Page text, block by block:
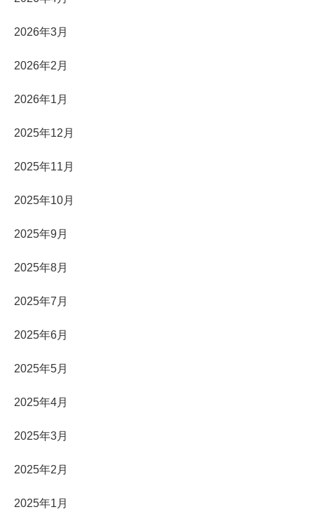
2026年3月
2026年2月
2026年1月
2025年12月
2025年11月
2025年10月
2025年9月
2025年8月
2025年7月
2025年6月
2025年5月
2025年4月
2025年3月
2025年2月
2025年1月